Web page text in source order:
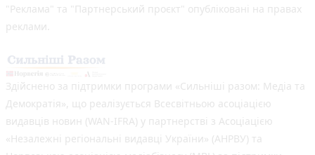
"Реклама" та "Партнерський проєкт" опубліковані на правах
реклами.
Здійснено за підтримки програми «Сильніші разом: Медіа та
Демократія», що реалізується Всесвітньою асоціацією
видавців новин (WAN-IFRA) у партнерстві з Асоціацією
«Незалежні регіональні видавці України» (АНРВУ) та